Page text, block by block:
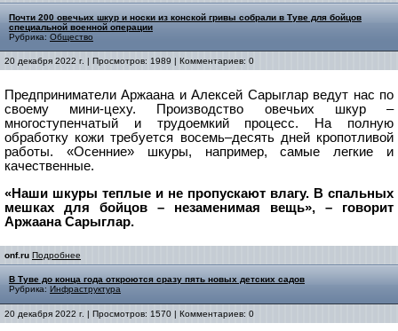
Почти 200 овечьих шкур и носки из конской гривы собрали в Туве для бойцов
специальной военной операции
Рубрика: Общество
20 декабря 2022 г. | Просмотров: 1989 | Комментариев: 0
Предприниматели Аржаана и Алексей Сарыглар ведут нас по
своему мини-цеху. Производство овечьих шкур –
многоступенчатый и трудоемкий процесс. На полную
обработку кожи требуется восемь–десять дней кропотливой
работы. «Осенние» шкуры, например, самые легкие и
качественные.
«Наши шкуры теплые и не пропускают влагу. В спальных
мешках для бойцов – незаменимая вещь», – говорит
Аржаана Сарыглар.
onf.ru Подробнее
В Туве до конца года откроются сразу пять новых детских садов
Рубрика: Инфраструктура
20 декабря 2022 г. | Просмотров: 1570 | Комментариев: 0